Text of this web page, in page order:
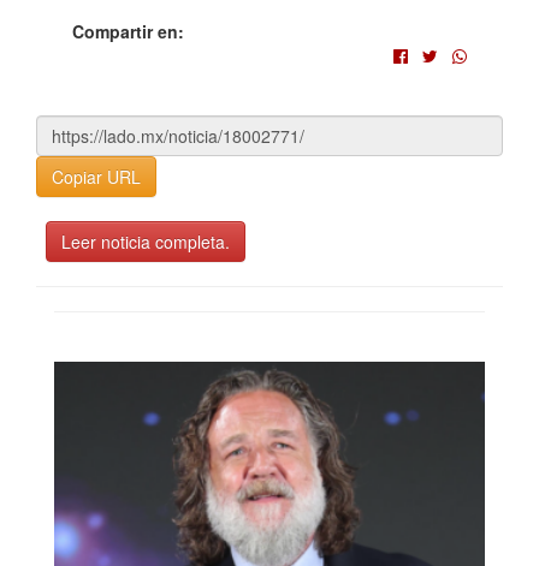
Compartir en:
Copiar URL
Leer noticia completa.